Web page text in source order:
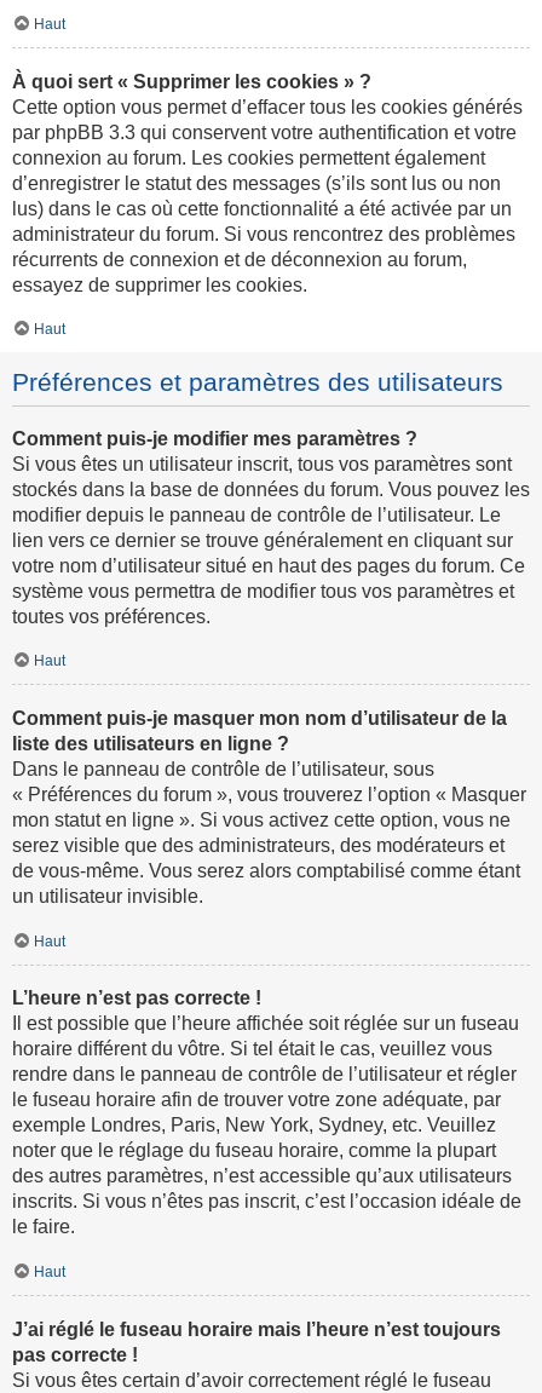
Haut
À quoi sert « Supprimer les cookies » ?
Cette option vous permet d’effacer tous les cookies générés
par phpBB 3.3 qui conservent votre authentification et votre
connexion au forum. Les cookies permettent également
d’enregistrer le statut des messages (s’ils sont lus ou non
lus) dans le cas où cette fonctionnalité a été activée par un
administrateur du forum. Si vous rencontrez des problèmes
récurrents de connexion et de déconnexion au forum,
essayez de supprimer les cookies.
Haut
Préférences et paramètres des utilisateurs
Comment puis-je modifier mes paramètres ?
Si vous êtes un utilisateur inscrit, tous vos paramètres sont
stockés dans la base de données du forum. Vous pouvez les
modifier depuis le panneau de contrôle de l’utilisateur. Le
lien vers ce dernier se trouve généralement en cliquant sur
votre nom d’utilisateur situé en haut des pages du forum. Ce
système vous permettra de modifier tous vos paramètres et
toutes vos préférences.
Haut
Comment puis-je masquer mon nom d’utilisateur de la
liste des utilisateurs en ligne ?
Dans le panneau de contrôle de l’utilisateur, sous
« Préférences du forum », vous trouverez l’option « Masquer
mon statut en ligne ». Si vous activez cette option, vous ne
serez visible que des administrateurs, des modérateurs et
de vous-même. Vous serez alors comptabilisé comme étant
un utilisateur invisible.
Haut
L’heure n’est pas correcte !
Il est possible que l’heure affichée soit réglée sur un fuseau
horaire différent du vôtre. Si tel était le cas, veuillez vous
rendre dans le panneau de contrôle de l’utilisateur et régler
le fuseau horaire afin de trouver votre zone adéquate, par
exemple Londres, Paris, New York, Sydney, etc. Veuillez
noter que le réglage du fuseau horaire, comme la plupart
des autres paramètres, n’est accessible qu’aux utilisateurs
inscrits. Si vous n’êtes pas inscrit, c’est l’occasion idéale de
le faire.
Haut
J’ai réglé le fuseau horaire mais l’heure n’est toujours
pas correcte !
Si vous êtes certain d’avoir correctement réglé le fuseau